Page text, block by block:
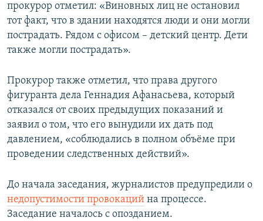
прокурор отметил: «Виновных лиц не остановил
тот факт, что в здании находятся люди и они могли
пострадать. Рядом с офисом – детский центр. Дети
также могли пострадать».
Прокурор также отметил, что права другого
фигуранта дела Геннадия Афанасьева, который
отказался от своих предыдущих показаний и
заявил о том, что его вынудили их дать под
давлением, «соблюдались в полном объёме при
проведении следственных действий».
До начала заседания, журналистов предупредили о
недопустимости провокаций на процессе.
Заседание началось с опозданием.